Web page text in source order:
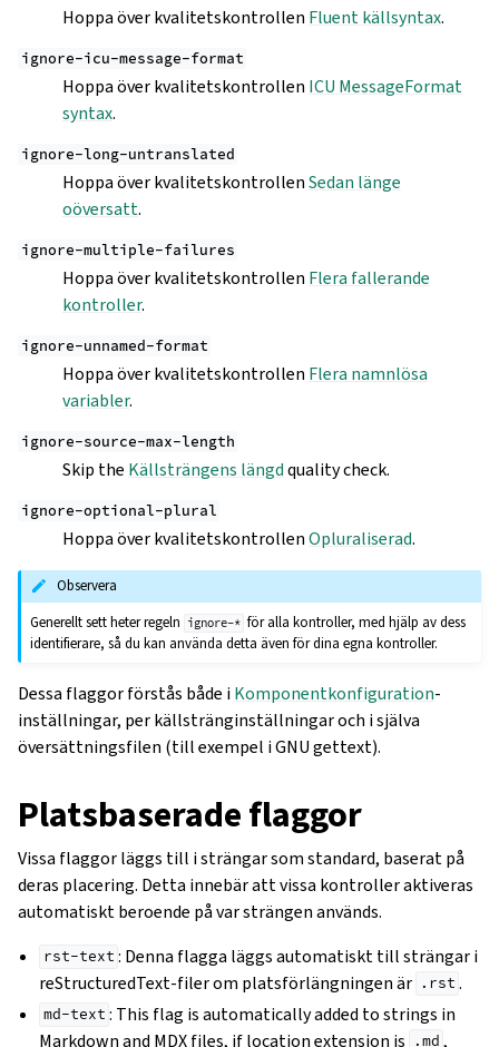
Hoppa över kvalitetskontrollen Fluent källsyntax.
ignore-icu-message-format
Hoppa över kvalitetskontrollen ICU MessageFormat
syntax.
ignore-long-untranslated
Hoppa över kvalitetskontrollenSedan länge
oöversatt.
ignore-multiple-failures
Hoppa över kvalitetskontrollen Flera fallerande
kontroller.
ignore-unnamed-format
Hoppa över kvalitetskontrollen Flera namnlösa
variabler.
ignore-source-max-length
Skip the Källsträngens längdquality check.
ignore-optional-plural
Hoppa över kvalitetskontrollenOpluraliserad.
Observera
Generellt sett heter regeln
ignore-* för alla kontroller, med hjälp av dess
identifierare, så du kan använda detta även för dina egna kontroller.
Dessa flaggor förstås både iKomponentkonfiguration-
inställningar, per källstränginställningar och i själva
översättningsfilen (till exempel i GNU gettext).
Platsbaserade flaggor
Vissa flaggor läggs till i strängar som standard, baserat på
deras placering. Detta innebär att vissa kontroller aktiveras
automatiskt beroende på var strängen används.
rst-text : Denna flagga läggs automatiskt till strängar i
reStructuredText-filer om platsförlängningen är .rst .
md-text : This flag is automatically added to strings in
Markdown and MDX files, if location extension is
.md ,